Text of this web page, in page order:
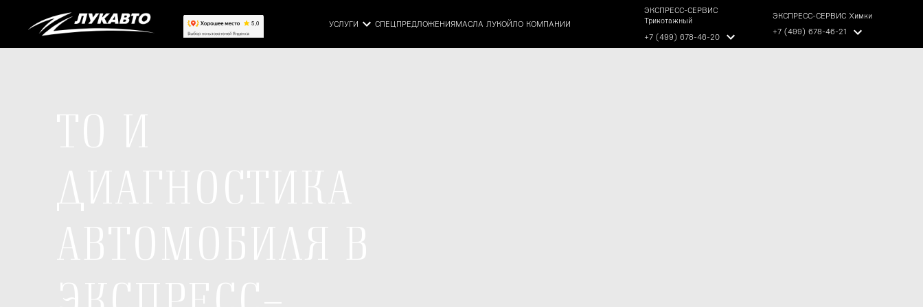
УСЛУГИ СПЕЦПРЕДЛОЖЕНИЯМАСЛА ЛУКОЙЛО КОМПАНИИ
ЭКСПРЕСС-СЕРВИС
Трикотажный
+7 (499) 678-46-20
ЭКСПРЕСС-СЕРВИС Химки
+7 (499) 678-46-21